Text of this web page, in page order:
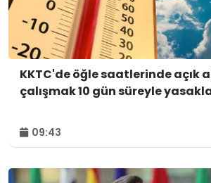
KKTC'de öğle saatlerinde açık
çalışmak 10 gün süreyle
09:43